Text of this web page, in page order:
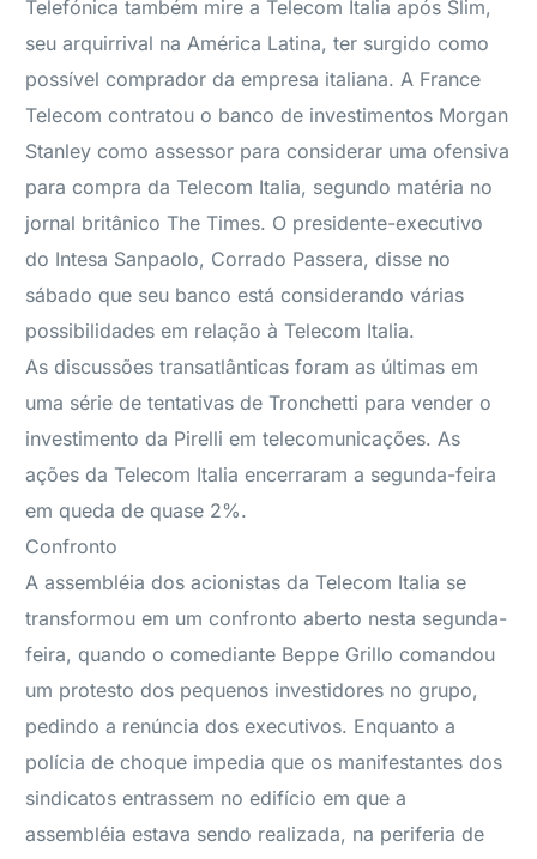
Telefónica também mire a Telecom Italia após Slim,
seu arquirrival na América Latina, ter surgido como
possível comprador da empresa italiana. A France
Telecom contratou o banco de investimentos Morgan
Stanley como assessor para considerar uma ofensiva
para compra da Telecom Italia, segundo matéria no
jornal britânico The Times. O presidente-executivo
do Intesa Sanpaolo, Corrado Passera, disse no
sábado que seu banco está considerando várias
possibilidades em relação à Telecom Italia.
As discussões transatlânticas foram as últimas em
uma série de tentativas de Tronchetti para vender o
investimento da Pirelli em telecomunicações. As
ações da Telecom Italia encerraram a segunda-feira
em queda de quase 2%.
Confronto
A assembléia dos acionistas da Telecom Italia se
transformou em um confronto aberto nesta segunda-
feira, quando o comediante Beppe Grillo comandou
um protesto dos pequenos investidores no grupo,
pedindo a renúncia dos executivos. Enquanto a
polícia de choque impedia que os manifestantes dos
sindicatos entrassem no edifício em que a
assembléia estava sendo realizada, na periferia de